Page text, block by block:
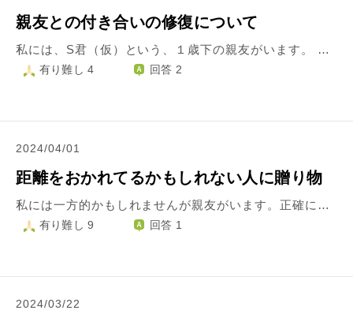
親友との付き合いの修復について
私には、S君（仮）という、１歳下の親友がいます。 サシでカラオケに行ったり、お互いに自分の推しのグッズを交換し合ったりと、非常に仲良くしてくれていたのですが、「お坊さんにのみ公開」しているプロフィールに書いた例の事があってから、S君に「怖い」「距離が近すぎる」と避けられるようになってしまいました。 一体、この壊れた関係を修復するのは不可能でしょうか？自分自身、相手の期待を裏切る行動をしてしまったという自覚があるので、「なんでよ！」と強くも言えません...
有り難し 4 回答 2
2024/04/01
距離をおかれてるかもしれない人に贈り物
私には一方的かもしれませんが親友がいます。正確にいえば会う頻度は高くはありませんが古き長い仲なようなものです。 私が不登校になってからは会う頻度は激的に下がりそもそも同じ学校でもなくたまに会えたらいいねという関係＋その子も部活やテストなど忙しそうということで最近はほとんど会ってもいないし話してもいません。 ですがその子が数カ月後誕生日を迎えます。 私は是非祝ってあげたいし、プレゼントなど渡したいです ですが、少し避けられてるような気もしてまして… ３ヶ月に一回ほどメッセージで遊びに誘っても「じゃあ空いてる日わかったら教えるね」と毎回言われてしまいそれが数ヶ月続いてます… よくネットなどでハッキリ言わないとわからない人っているよね…と見ることがありそれが自分なんじゃないかとも思ってしまっています。 その親友はとう回しに断っているんじゃないかと、ならば誕生日のプレゼントも渡しにいかないほうが、とゆか少しとはいえ連絡なんてしないほうが、そもそももう私はその子のこと忘れたほうが楽なんじゃないかと思ってしまいます。 親友をそんなふうに思ってしまう自分は最低だし忙しいのも当たり前で待てない自分の考え方にも疲れています… 私はそんな子にプレゼント渡しに行っても良いんですかね？ 渡しに行くにしてもどうやって行えばいいかも私には検討もつかず今は8割ぐらい諦めてます… 良ければご回答ください…
有り難し 9 回答 1
2024/03/22